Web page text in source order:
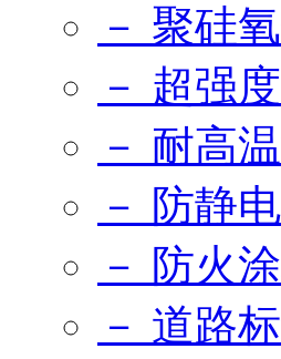
－ 聚硅
－ 超强
－ 耐高
－ 防静
－ 防火
－ 道路